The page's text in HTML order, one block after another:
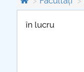
în lucru